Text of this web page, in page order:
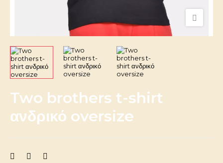
Two brothers t-shirt
ανδρικό oversize